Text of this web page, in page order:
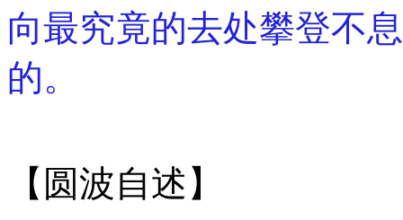
向最究竟的去处攀登不
的。
【圆波自述】